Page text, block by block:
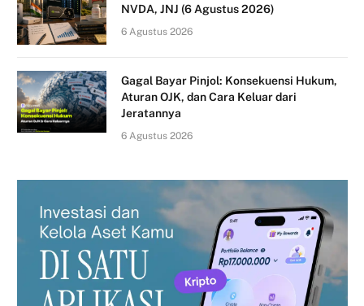
NVDA, JNJ (6 Agustus 2026)
6 Agustus 2026
Gagal Bayar Pinjol: Konsekuensi Hukum,
Aturan OJK, dan Cara Keluar dari
Jeratannya
6 Agustus 2026